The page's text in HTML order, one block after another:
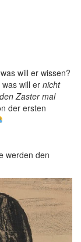
will er wissen?
will er nicht
Zaster mal
der ersten
werden den